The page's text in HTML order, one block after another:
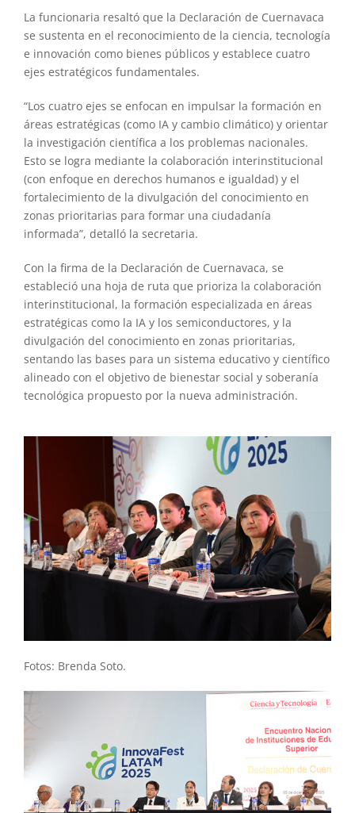
La funcionaria resaltó que la Declaración de Cuernavaca
se sustenta en el reconocimiento de la ciencia, tecnología
e innovación como bienes públicos y establece cuatro
ejes estratégicos fundamentales.
“Los cuatro ejes se enfocan en impulsar la formación en
áreas estratégicas (como IA y cambio climático) y orientar
la investigación científica a los problemas nacionales.
Esto se logra mediante la colaboración interinstitucional
(con enfoque en derechos humanos e igualdad) y el
fortalecimiento de la divulgación del conocimiento en
zonas prioritarias para formar una ciudadanía
informada”, detalló la secretaria.
Con la firma de la Declaración de Cuernavaca, se
estableció una hoja de ruta que prioriza la colaboración
interinstitucional, la formación especializada en áreas
estratégicas como la IA y los semiconductores, y la
divulgación del conocimiento en zonas prioritarias,
sentando las bases para un sistema educativo y científico
alineado con el objetivo de bienestar social y soberanía
tecnológica propuesto por la nueva administración.
Fotos: Brenda Soto.